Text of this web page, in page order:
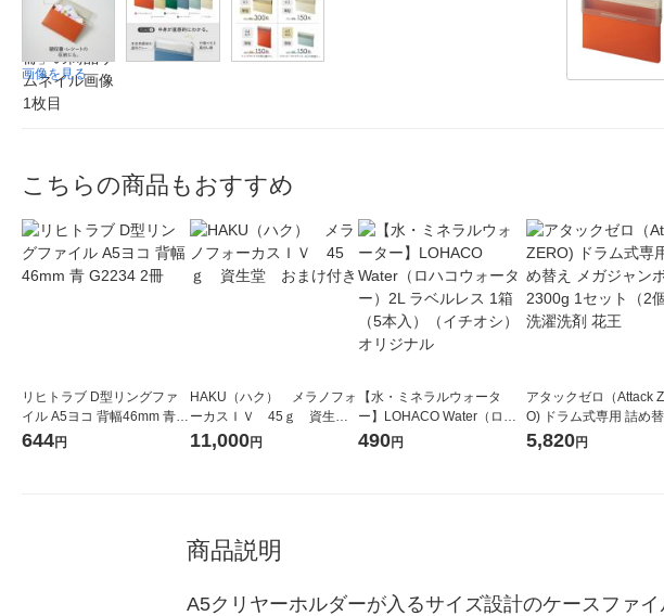
画像を見る
こちらの商品もおすすめ
リヒトラブ D型リングファ
イル A5ヨコ 背幅46mm 青 G
2234 2冊
644円
HAKU（ハク） メラノフォ
ーカスＩＶ 45ｇ 資生
堂 おまけ付き
11,000円
【水・ミネラルウォータ
ー】LOHACO Water（ロハ
コウォーター）2L ラベルレ
490円
アタックゼロ（Attack
O) ドラム式専用 詰め替
ガジャンボ 2300g 1セ
（2個入) 洗濯洗剤 花王
5,820円
商品説明
A5クリヤーホルダーが入るサイズ設計のケースファ